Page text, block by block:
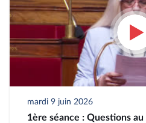
mardi 9 juin 2026
1ère séance : Questions